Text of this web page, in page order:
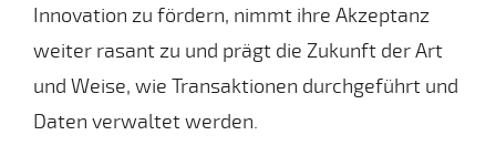
Innovation zu fördern, nimmt ihre Akzeptanz
weiter rasant zu und prägt die Zukunft der Art
und Weise, wie Transaktionen durchgeführt und
Daten verwaltet werden.